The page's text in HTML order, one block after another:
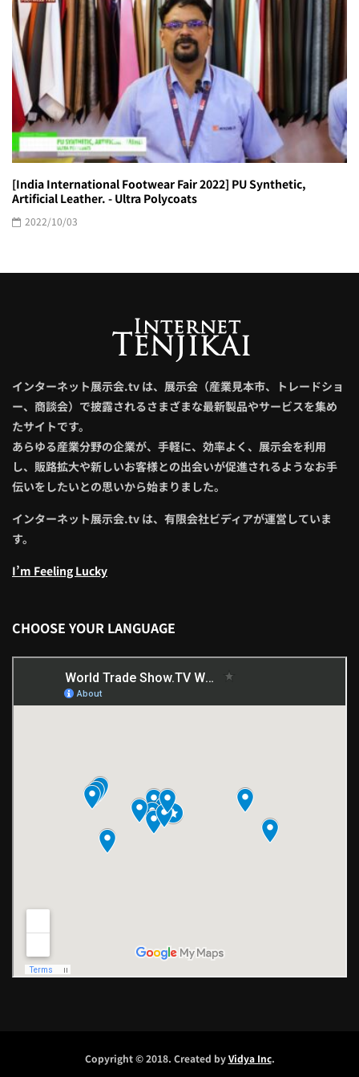
[India International Footwear Fair 2022] PU Synthetic,
Artificial Leather. - Ultra Polycoats
2022/10/03
インターネット展示会.tv は、展示会（産業見本市、トレードショ
ー、商談会）で披露されるさまざまな最新製品やサービスを集め
たサイトです。
あらゆる産業分野の企業が、手軽に、効率よく、展示会を利用
し、販路拡大や新しいお客様との出会いが促進されるようなお手
伝いをしたいとの思いから始まりました。
インターネット展示会.tv は、有限会社ビディアが運営していま
す。
I’m Feeling Lucky
CHOOSE YOUR LANGUAGE
Copyright © 2018. Created byVidya Inc.